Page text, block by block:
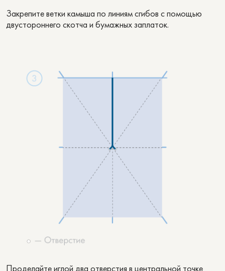
Закрепите ветки камыша по линиям сгибов с помощью
двустороннего скотча и бумажных заплаток.
Проделайте иглой два отверстия в центральной точке